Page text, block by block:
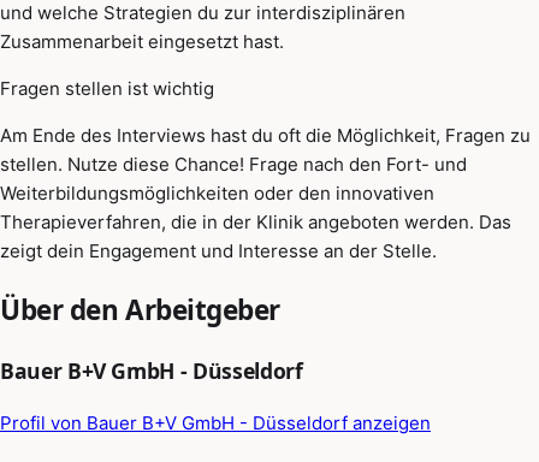
und welche Strategien du zur interdisziplinären
Zusammenarbeit eingesetzt hast.
Fragen stellen ist wichtig
Am Ende des Interviews hast du oft die Möglichkeit, Fragen zu
stellen. Nutze diese Chance! Frage nach den Fort- und
Weiterbildungsmöglichkeiten oder den innovativen
Therapieverfahren, die in der Klinik angeboten werden. Das
zeigt dein Engagement und Interesse an der Stelle.
Über den Arbeitgeber
Bauer B+V GmbH - Düsseldorf
Profil von Bauer B+V GmbH - Düsseldorf anzeigen